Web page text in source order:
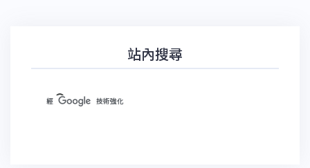
站內搜尋